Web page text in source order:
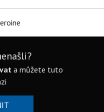
a můžete tuto